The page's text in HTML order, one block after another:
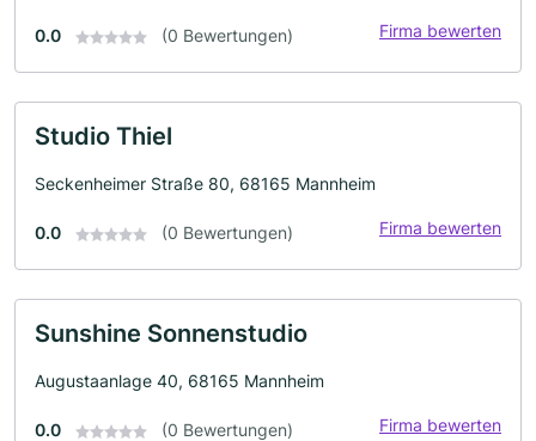
0.0 (0 Bewertungen) Firma bewerten
Studio Thiel
Seckenheimer Straße 80, 68165 Mannheim
0.0 (0 Bewertungen) Firma bewerten
Sunshine Sonnenstudio
Augustaanlage 40, 68165 Mannheim
0.0 (0 Bewertungen) Firma bewerten